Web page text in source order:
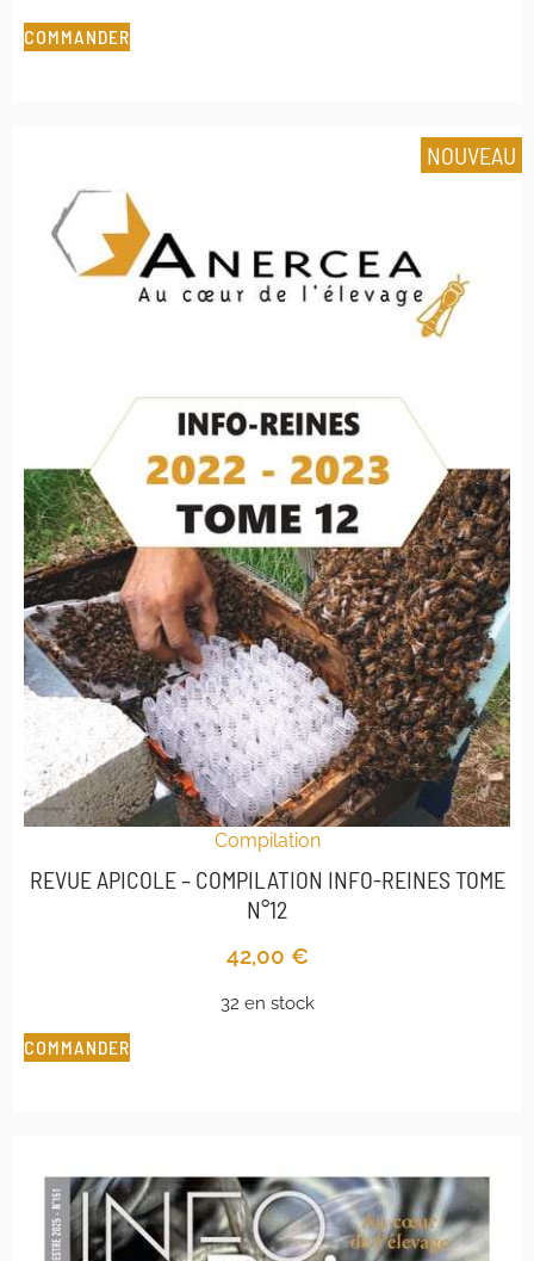
COMMANDER
NOUVEAU
Compilation
REVUE APICOLE – COMPILATION INFO-REINES TOME
N°12
42,00 €
32 en stock
COMMANDER